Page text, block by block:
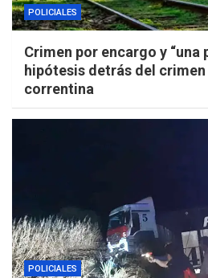
POLICIALES
Crimen por encargo y “una
hipótesis detrás del
correntina
POLICIALES